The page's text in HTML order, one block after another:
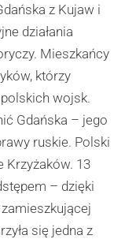
z Kujaw i
działania
Mieszkańcy
którzy
wojsk.
Gdańska – jego
ruskie. Polski
Krzyżaków. 13
– dzięki
się jedna z